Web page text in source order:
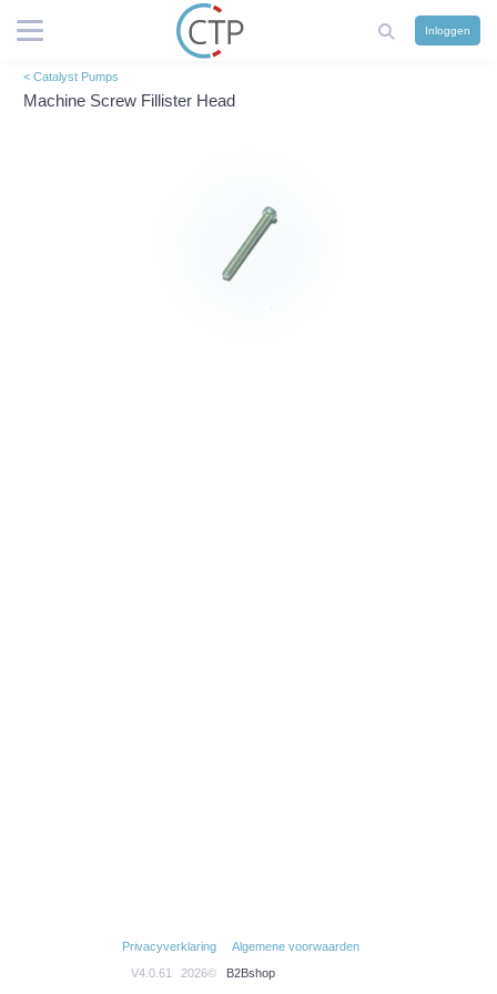
Inloggen
< Catalyst Pumps
Machine Screw Fillister Head
V4.0.61 2026© B2Bshop
Privacyverklaring Algemene voorwaarden